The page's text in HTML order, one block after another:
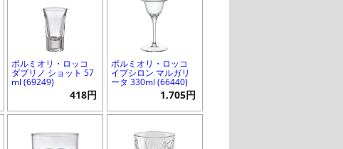
ボルミオリ・ロッコ
ダブリノ ショット 57
ml (69249)
418円
ボルミオリ・ロッコ
イプシロン マルガリ
ータ 330ml (66440)
1,705円